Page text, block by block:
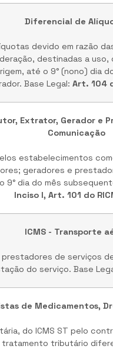
Diferencial de
devido em razão
destinadas a
até o 9° (nono) dia
Base Legal: Art. 104
Extrator, Gerador e
Comunicação
estabelecimentos
geradores e
9° dia do mês
Inciso I, Art. 101 do
ICMS - Transporte
de serviços
do serviço. Base
de Medicamentos,
do ICMS ST pelo
tributário